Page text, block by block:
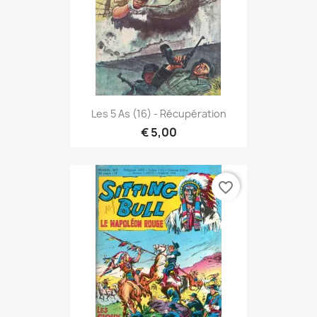
Les 5 As (16) - Récupération
€ 5,00
favorite_border